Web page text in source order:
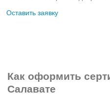
Оставить заявку
Как оформить
Салавате